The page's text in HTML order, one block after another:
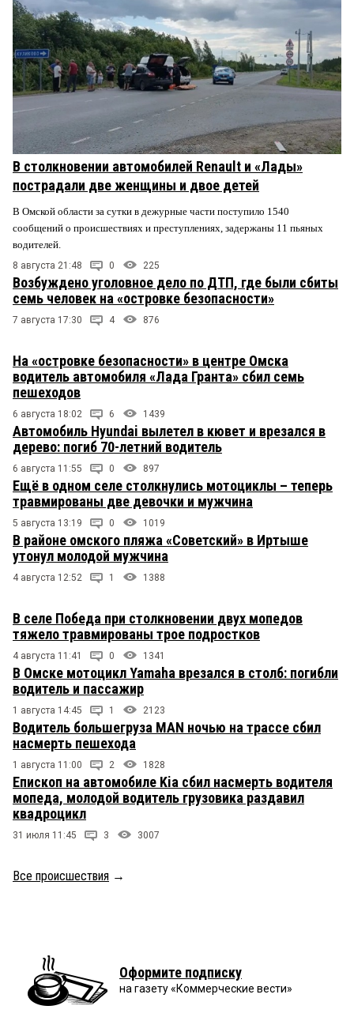
В столкновении автомобилей Renault и «Лады»
пострадали две женщины и двое детей
В Омской области за сутки в дежурные части поступило 1540
сообщений о происшествиях и преступлениях, задержаны 11 пьяных
водителей.
8 августа 21:48 0 225
Возбуждено уголовное дело по ДТП, где были сбиты
семь человек на «островке безопасности»
7 августа 17:30 4 876
На «островке безопасности» в центре Омска
водитель автомобиля «Лада Гранта» сбил семь
пешеходов
6 августа 18:02 6 1439
Автомобиль Hyundai вылетел в кювет и врезался в
дерево: погиб 70-летний водитель
6 августа 11:55 0 897
Ещё в одном селе столкнулись мотоциклы – теперь
травмированы две девочки и мужчина
5 августа 13:19 0 1019
В районе омского пляжа «Советский» в Иртыше
утонул молодой мужчина
4 августа 12:52 1 1388
В селе Победа при столкновении двух мопедов
тяжело травмированы трое подростков
4 августа 11:41 0 1341
В Омске мотоцикл Yamaha врезался в столб: погибли
водитель и пассажир
1 августа 14:45 1 2123
Водитель большегруза MAN ночью на трассе сбил
насмерть пешехода
1 августа 11:00 2 1828
Епископ на автомобиле Kia сбил насмерть водителя
мопеда, молодой водитель грузовика раздавил
квадроцикл
31 июля 11:45 3 3007
Все происшествия →
Оформите подписку
на газету «Коммерческие вести»